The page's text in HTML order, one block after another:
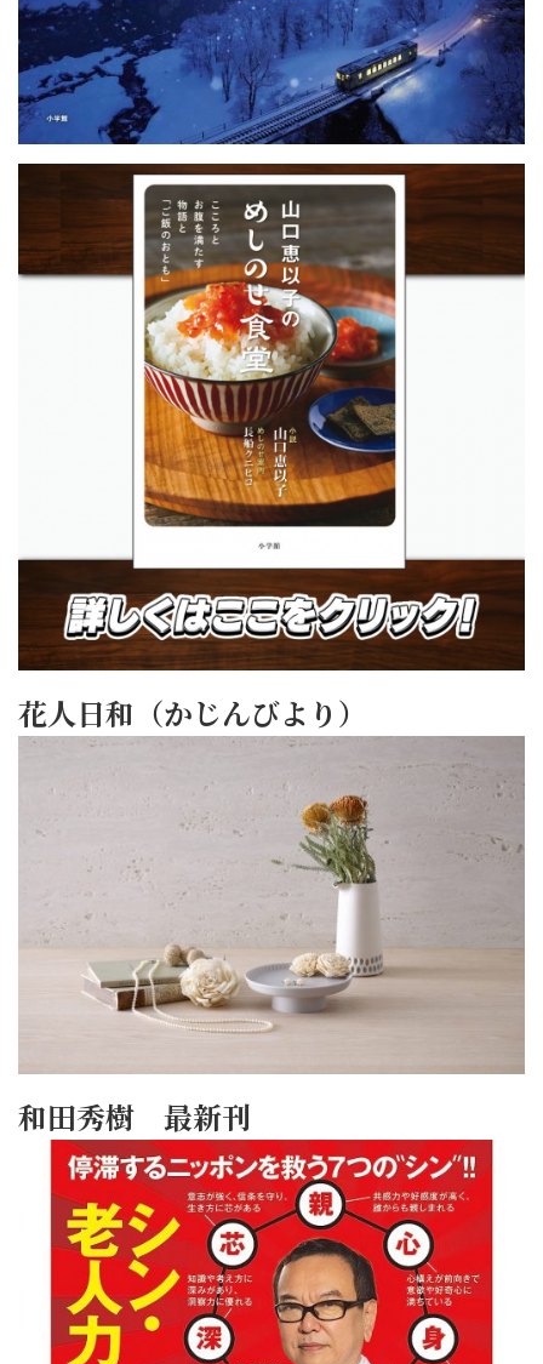
花人日和（かじんびより）
和田秀樹 最新刊